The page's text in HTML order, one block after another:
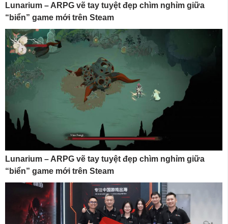
Lunarium – ARPG vẽ tay tuyệt đẹp chìm nghỉm giữa
“biển” game mới trên Steam
Lunarium – ARPG vẽ tay tuyệt đẹp chìm nghỉm giữa
“biển” game mới trên Steam